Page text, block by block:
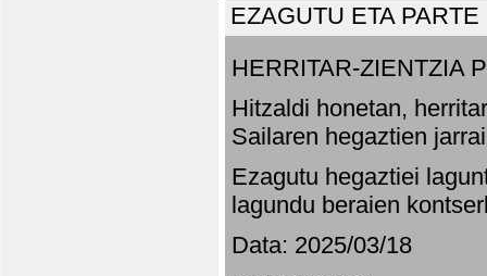
EZAGUTU ETA
HERRITAR-ZIENTZIA
Hitzaldi honetan,
Sailaren hegaztien
Ezagutu hegaztiei
lagundu beraien
Data: 2025/03/18